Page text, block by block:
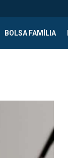
BOLSA FAMÍLIA